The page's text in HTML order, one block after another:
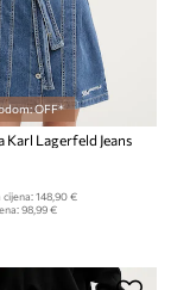
OFF*
Karl Lagerfeld Jeans
cijena:148,90 €
98,99 €